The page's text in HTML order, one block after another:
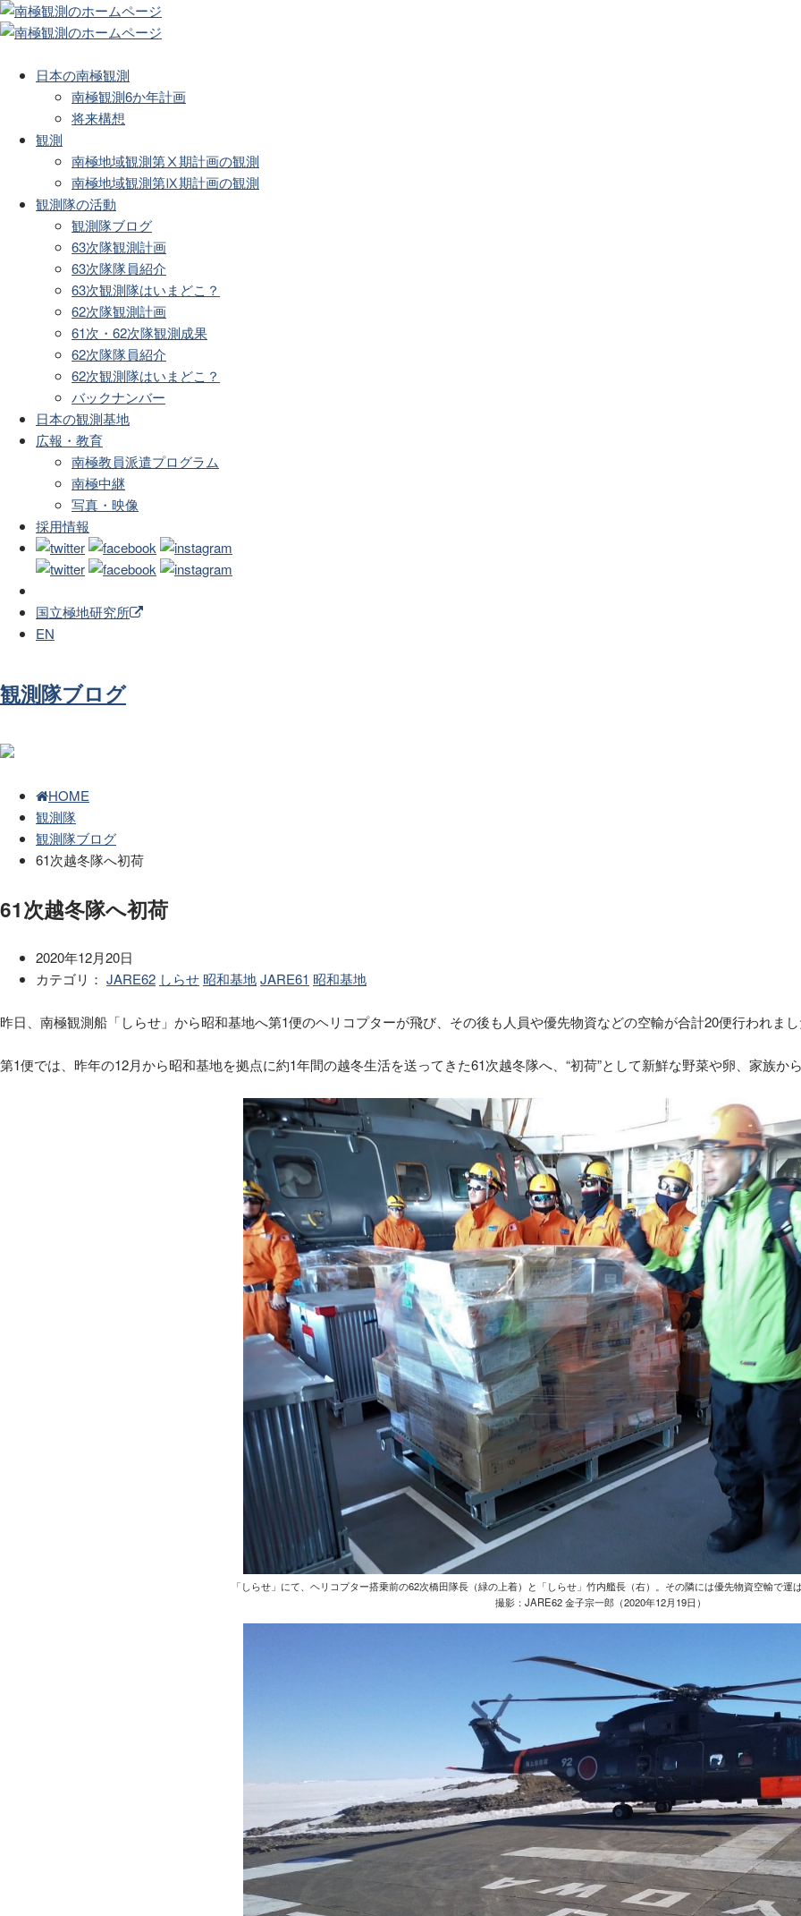
日本の南極観測
南極観測6か年計画
将来構想
観測
南極地域観測第Ⅹ期計画の観測
南極地域観測第Ⅸ期計画の観測
観測隊の活動
観測隊ブログ
63次隊観測計画
63次隊隊員紹介
63次観測隊はいまどこ？
62次隊観測計画
61次・62次隊観測成果
62次隊隊員紹介
62次観測隊はいまどこ？
バックナンバー
日本の観測基地
広報・教育
南極教員派遣プログラム
南極中継
写真・映像
採用情報
国立極地研究所
EN
観測隊ブログ
HOME
観測隊
観測隊ブログ
61次越冬隊へ初荷
61次越冬隊へ初荷
2020年12月20日
カテゴリ： JARE62 しらせ 昭和基地JARE61 昭和基地
昨日、南極観測船「しらせ」から昭和基地へ第1便のヘリコプターが飛び、その後も人員や優先物資などの空輸が合計20便行われま
第1便では、昨年の12月から昭和基地を拠点に約1年間の越冬生活を送ってきた61次越冬隊へ、“初荷”として新鮮な野菜や卵、家族か
「しらせ」にて、ヘリコプター搭乗前の62次橋田隊長（緑の上着）と「しらせ」竹内艦長（右）。その隣には優先物資空輸で運
撮影：JARE62 金子宗一郎（2020年12月19日）